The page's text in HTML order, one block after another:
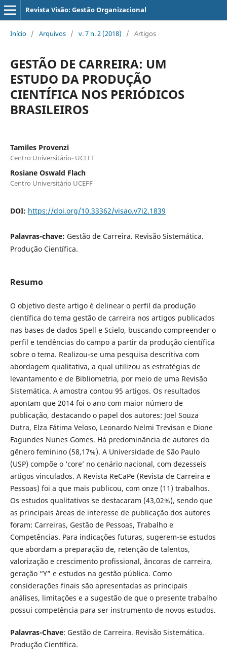
Revista Visão: Gestão Organizacional
Início / Arquivos / v. 7 n. 2 (2018) / Artigos
GESTÃO DE CARREIRA: UM
ESTUDO DA PRODUÇÃO
CIENTÍFICA NOS PERIÓDICOS
BRASILEIROS
Tamiles Provenzi
Centro Universitário- UCEFF
Rosiane Oswald Flach
Centro Universitário UCEFF
DOI: https://doi.org/10.33362/visao.v7i2.1839
Palavras-chave: Gestão de Carreira. Revisão Sistemática.
Produção Científica.
Resumo
O objetivo deste artigo é delinear o perfil da produção
científica do tema gestão de carreira nos artigos publicados
nas bases de dados Spell e Scielo, buscando compreender o
perfil e tendências do campo a partir da produção científica
sobre o tema. Realizou-se uma pesquisa descritiva com
abordagem qualitativa, a qual utilizou as estratégias de
levantamento e de Bibliometria, por meio de uma Revisão
Sistemática. A amostra contou 95 artigos. Os resultados
apontam que 2014 foi o ano com maior número de
publicação, destacando o papel dos autores: Joel Souza
Dutra, Elza Fátima Veloso, Leonardo Nelmi Trevisan e Dione
Fagundes Nunes Gomes. Há predominância de autores do
gênero feminino (58,17%). A Universidade de São Paulo
(USP) compõe o ‘core’ no cenário nacional, com dezesseis
artigos vinculados. A Revista ReCaPe (Revista de Carreira e
Pessoas) foi a que mais publicou, com onze (11) trabalhos.
Os estudos qualitativos se destacaram (43,02%), sendo que
as principais áreas de interesse de publicação dos autores
foram: Carreiras, Gestão de Pessoas, Trabalho e
Competências. Para indicações futuras, sugerem-se estudos
que abordam a preparação de, retenção de talentos,
valorização e crescimento profissional, âncoras de carreira,
geração “Y” e estudos na gestão pública. Como
considerações finais são apresentadas as principais
análises, limitações e a sugestão de que o presente trabalho
possui competência para ser instrumento de novos estudos.
Palavras-Chave: Gestão de Carreira. Revisão Sistemática.
Produção Científica.